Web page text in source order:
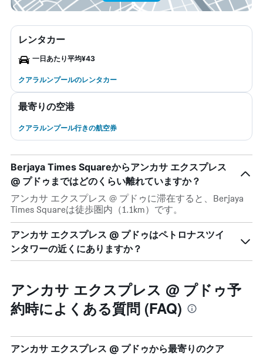
レンタカー
一日あたり平均¥43
クアラルンプールのレンタカー
最寄りの空港
クアラルンプール行きの航空券
Berjaya Times Squareからアンカサ エクスプレス
@ プドゥまではどのくらい離れていますか？
アンカサ エクスプレス @ プドゥに滞在すると、Berjaya
Times Squareは徒歩圏内（1.1km）です。
アンカサ エクスプレス @ プドゥはペトロナスツイ
ンタワーの近くにありますか？
アンカサ エクスプレス @ プドゥ予
約時によくある質問 (FAQ)
アンカサ エクスプレス @ プドゥから最寄りのクア